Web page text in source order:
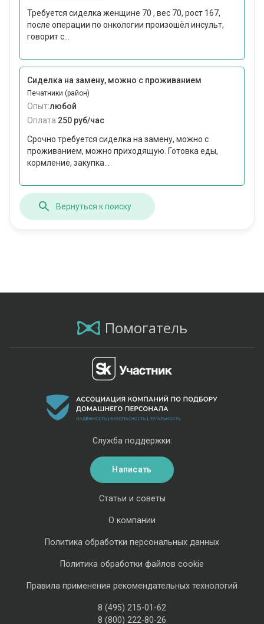
Требуется сиделка женщине 70 , вес 70, рост 167,
после операции по онкологии произошëл инсульт,
говорит с...
Сиделка на замену, можно с проживанием
Печатники (район)
Опыт:любой
Оплата:250 руб/час
Срочно требуется сиделка на замену, можно с
проживанием, можно приходящую. Готовка еды,
кормление, закупка...
Вернуться к поиску
Помогатель
Статьи и советы
О компании
Политика обработки персональных данных
Политика обработки файлов cookie
Правила применения рекомендательных технологий
8 (495) 215-01-62
8 (800) 222-80-26
Служба поддержки:
Написать